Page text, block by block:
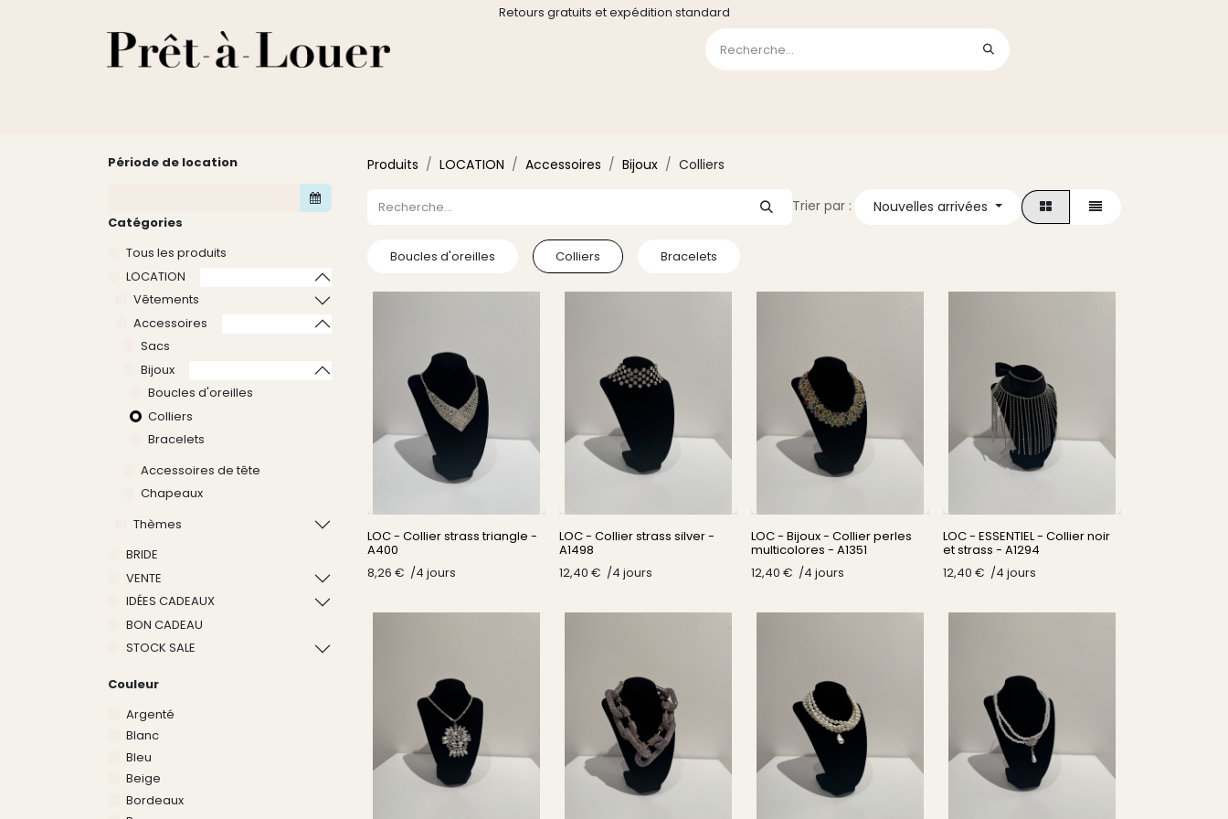
Retours gratuits et expédition standard
Période de location
Catégories
Tous les produits
LOCATION
Vêtements
Accessoires
Sacs
Bijoux
Boucles d'oreilles
Colliers
Bracelets
Accessoires de tête
Chapeaux
Thèmes
BRIDE
VENTE
IDÉES CADEAUX
BON CADEAU
STOCK SALE
Couleur
Argenté
Blanc
Bleu
Beige
Bordeaux
Produits LOCATION Accessoires Bijoux Colliers
Trier par : Nouvelles arrivées
Boucles d'oreilles Colliers Bracelets
LOC - Collier strass triangle -
A400
8,26 € /​4 jours
LOC - Collier strass silver -
A1498
12,40 € /​4 jours
LOC - Bijoux - Collier perles
multicolores - A1351
12,40 € /​4 jours
LOC - ESSENTIEL - Collier noir
et strass - A1294
12,40 € /​4 jours